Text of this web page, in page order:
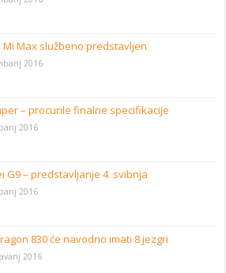
Mi Max službeno predstavljen
2016
– procurile finalne specifikacije
2016
G9 – predstavljanje 4. svibnja
2016
830 će navodno imati 8 jezgri
2016